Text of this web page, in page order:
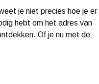
je niet precies hoe je er
hebt om het adres van
Of je nu met de